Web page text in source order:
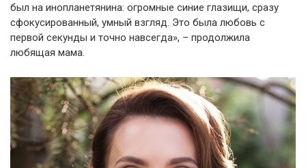
был на инопланетянина: огромные синие глазищи, сразу
сфокусированный, умный взгляд. Это была любовь с
первой секунды и точно навсегда», – продолжила
любящая мама.